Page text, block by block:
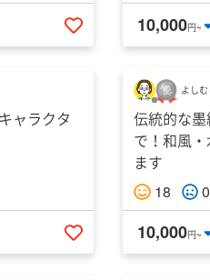
いいねする 10,000円~
ャラクタ
いいねする
よし
伝統的な
で！和風
ます
18
0
10,000円~